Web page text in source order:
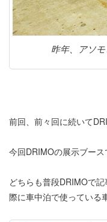
昨年、アソ
前回、前々回に続いて
今回DRIMOの展示ブース
どちらも普段DRIMOで
際に車中泊で使っている